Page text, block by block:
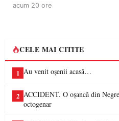
acum 20 ore
CELE MAI CITITE
1 Au venit oșenii acasă…
2 ACCIDENT. O oșancă din
octogenar